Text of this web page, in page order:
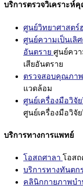
บริการตรวจวิเคราะห์
ศูนย์วิทยาศาสตร์
ศูนย์ความเป็นเลิ
อันตราย ศูนย์ควา
เสียอันตราย
ตรวจสอบคุณภา
แวดล้อม
ศูนย์เครื่องมือวิจั
ศูนย์เครื่องมือวิจั
บริการทางการแพทย์
โอสถศาลา โอสถ
บริการทางทันตก
คลินิกกายภาพบ